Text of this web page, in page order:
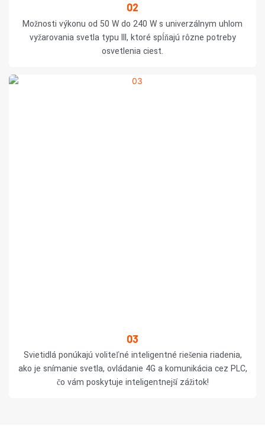
02
Možnosti výkonu od 50 W do 240 W s univerzálnym uhlom
vyžarovania svetla typu III, ktoré spĺňajú rôzne potreby
osvetlenia ciest.
03
Svietidlá ponúkajú voliteľné inteligentné riešenia riadenia,
ako je snímanie svetla, ovládanie 4G a komunikácia cez PLC,
čo vám poskytuje inteligentnejší zážitok!